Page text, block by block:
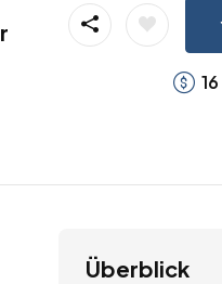
16
Überblick